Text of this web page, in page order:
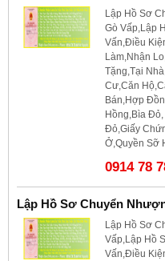
Lập Hồ Sơ
Gò Vấp,Lập
Vấn,Điều
Làm,Nhận
Tặng,Tại
Cư,Căn
Bán,Hợp
Hồng,Bìa
Đỏ,Giấy
Ở,Quyền Sỡ
0914 78
Lập Hồ Sơ Chuyển
Lập Hồ Sơ
Vấp,Lập Hồ
Vấn,Điều